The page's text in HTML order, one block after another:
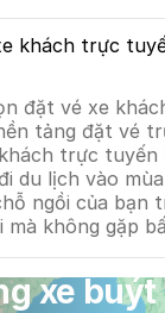
khách trực
đặt vé xe
tảng đặt vé
trực tuyến
du lịch vào
ngồi của bạn
mà không gặp
xe buýt